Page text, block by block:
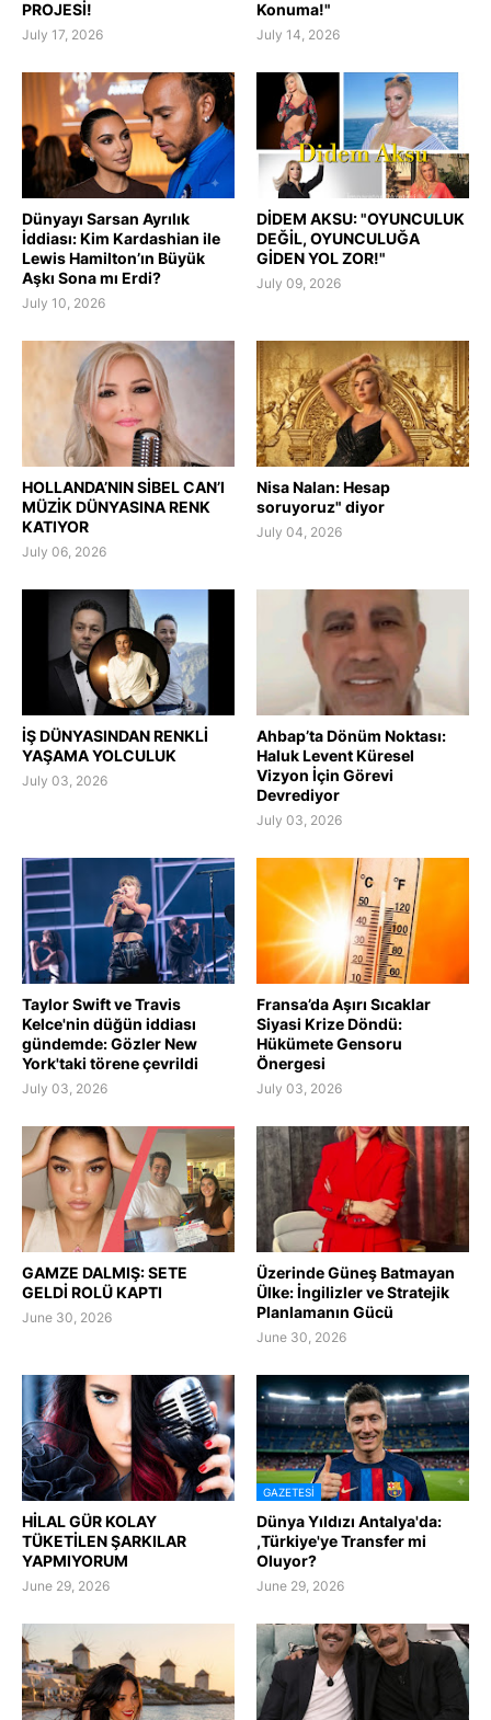
PROJESİ!
July 17, 2026
Konuma!"
July 14, 2026
Dünyayı Sarsan Ayrılık
İddiası: Kim Kardashian ile
Lewis Hamilton’ın Büyük
Aşkı Sona mı Erdi?
July 10, 2026
DİDEM AKSU: "OYUNCULUK
DEĞİL, OYUNCULUĞA
GİDEN YOL ZOR!"
July 09, 2026
HOLLANDA’NIN SİBEL CAN’I
MÜZİK DÜNYASINA RENK
KATIYOR
July 06, 2026
Nisa Nalan: Hesap
soruyoruz" diyor
July 04, 2026
İŞ DÜNYASINDAN RENKLİ
YAŞAMA YOLCULUK
July 03, 2026
Ahbap’ta Dönüm Noktası:
Haluk Levent Küresel
Vizyon İçin Görevi
Devrediyor
July 03, 2026
Taylor Swift ve Travis
Kelce'nin düğün iddiası
gündemde: Gözler New
York'taki törene çevrildi
July 03, 2026
Fransa’da Aşırı Sıcaklar
Siyasi Krize Döndü:
Hükümete Gensoru
Önergesi
July 03, 2026
GAMZE DALMIŞ: SETE
GELDİ ROLÜ KAPTI
June 30, 2026
Üzerinde Güneş Batmayan
Ülke: İngilizler ve Stratejik
Planlamanın Gücü
June 30, 2026
HİLAL GÜR KOLAY
TÜKETİLEN ŞARKILAR
YAPMIYORUM
June 29, 2026
GAZETESI
Dünya Yıldızı Antalya'da:
,Türkiye'ye Transfer mi
Oluyor?
June 29, 2026